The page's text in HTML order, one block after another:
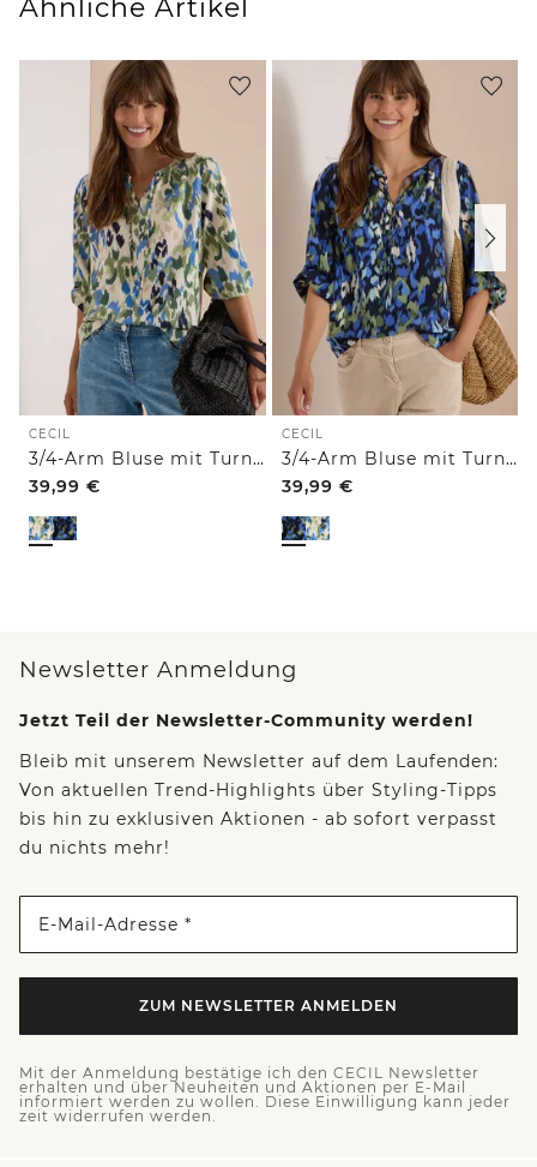
Ähnliche Artikel
CECIL
3/4-Arm Bluse mit Turn-Up und Print
39,99 €
CECIL
3/4-Arm Bluse mit Turn-Up und Print
39,99 €
Newsletter Anmeldung
Jetzt Teil der Newsletter-Community werden!
Bleib mit unserem Newsletter auf dem Laufenden:
Von aktuellen Trend-Highlights über Styling-Tipps
bis hin zu exklusiven Aktionen - ab sofort verpasst
du nichts mehr!
E-Mail-Adresse *
ZUM NEWSLETTER ANMELDEN
Mit der Anmeldung bestätige ich den CECIL Newsletter
erhalten und über Neuheiten und Aktionen per E-Mail
informiert werden zu wollen. Diese Einwilligung kann jeder
zeit widerrufen werden.